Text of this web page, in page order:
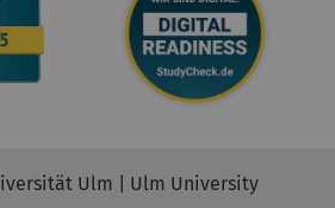
Ulm | Ulm University